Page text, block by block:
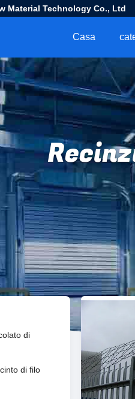
Material Technology Co., Ltd
Casa
di
di filo